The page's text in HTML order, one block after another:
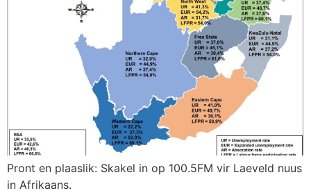
Pront en plaaslik: Skakel in op 100.5FM vir Laeveld nuus
in Afrikaans.